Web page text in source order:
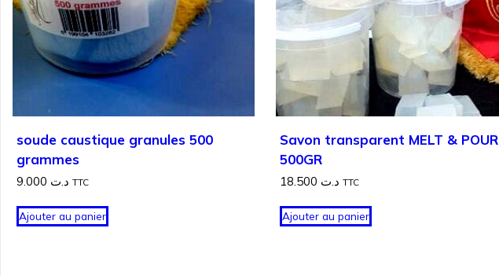
soude caustique granules 500
grammes
د.ت TTC
Ajouter au panier
Savon transparent MELT & POUR
500GR
د.ت TTC
Ajouter au panier